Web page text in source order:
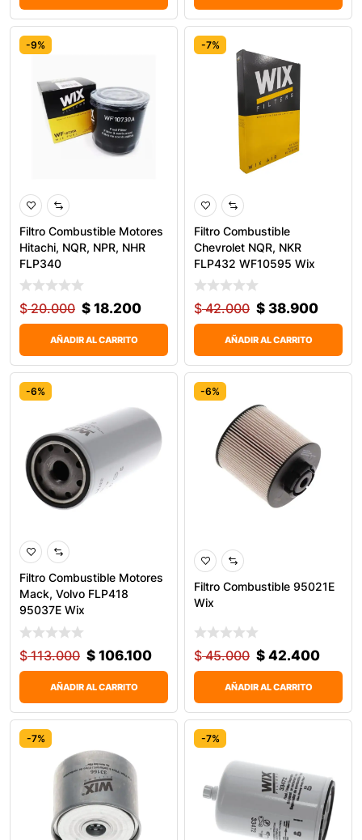
-9%
Filtro Combustible Motores
Hitachi, NQR, NPR, NHR
FLP340
$20.000 $ 18.200
AÑADIR AL CARRITO
-7%
Filtro Combustible
Chevrolet NQR, NKR
FLP432 WF10595 Wix
$42.000 $ 38.900
AÑADIR AL CARRITO
-6%
Filtro Combustible Motores
Mack, Volvo FLP418
95037E Wix
$113.000 $ 106.100
AÑADIR AL CARRITO
-6%
Filtro Combustible 95021E
Wix
$45.000 $ 42.400
AÑADIR AL CARRITO
-7% -7%